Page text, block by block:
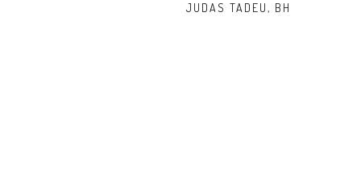
JUDAS TADEU, BH